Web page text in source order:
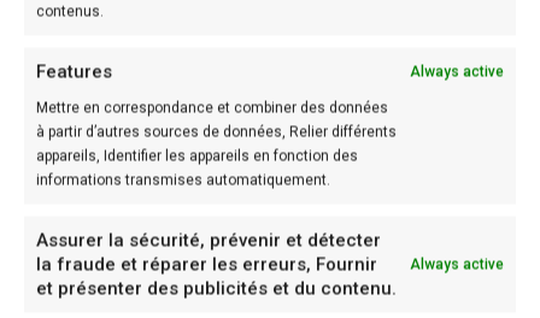
contenus.
Features Always active
Mettre en correspondance et combiner des données
à partir d’autres sources de données, Relier différents
appareils, Identifier les appareils en fonction des
informations transmises automatiquement.
Assurer la sécurité, prévenir et détecter
la fraude et réparer les erreurs, Fournir
et présenter des publicités et du contenu.
Always active
la chaleur pendant une minute.
Etape: 3
Ajouter les feuilles de chou haché, des tranches de
carottes, le céleri et les champignons.
Saupoudrer un peu de poivre de Cayenne ou de
poudre de curry.